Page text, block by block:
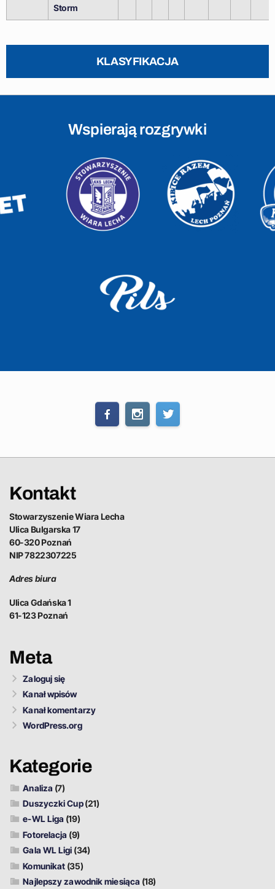
Storm
KLASYFIKACJA
Wspierają rozgrywki
Kontakt
Stowarzyszenie Wiara Lecha
Ulica Bulgarska 17
60-320 Poznań
NIP 7822307225
Adres biura
Ulica Gdańska 1
61-123 Poznań
Meta
Zaloguj się
Kanał wpisów
Kanał komentarzy
WordPress.org
Kategorie
Analiza (7)
Duszyczki Cup(21)
e-WL Liga (19)
Fotorelacja (9)
Gala WL Ligi (34)
Komunikat (35)
Najlepszy zawodnik miesiąca (18)